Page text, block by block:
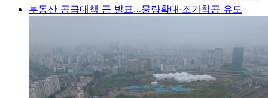
부동산 공급대책 곧 발표…물량확대·조기착공 유도